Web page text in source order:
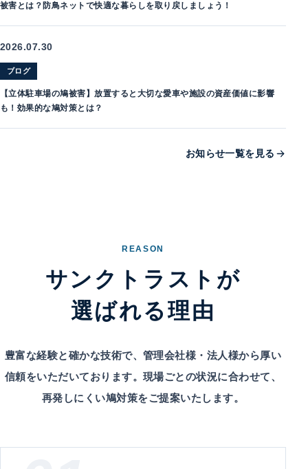
被害とは？防鳥ネットで快適な暮らしを取り戻しましょう！
2026.07.30
ブログ
【立体駐車場の鳩被害】放置すると大切な愛車や施設の資産価値に影響
も！効果的な鳩対策とは？
お知らせ一覧を見る
REASON
サンクトラストが
選ばれる理由
豊富な経験と確かな技術で、管理会社様・法人様から厚い
信頼をいただいております。現場ごとの状況に合わせて、
再発しにくい鳩対策をご提案いたします。